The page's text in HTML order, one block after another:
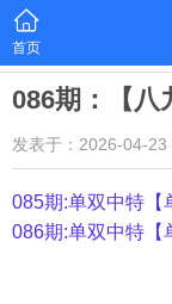
首页
086期：【八
发表于：2026-04-23
085期:单双中特【
086期:单双中特【